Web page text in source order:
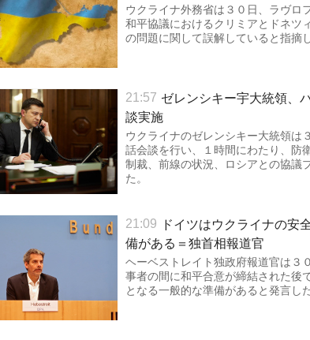
ウクライナ外務省は３０日、ラヴロ
和平協議におけるクリミアとドネツ
の問題に関して誤解していると指摘し
21:57 ゼレンシキー宇大統領、
談実施
ウクライナのゼレンシキー大統領は
話会談を行い、１時間にわたり、防
制裁、前線の状況、ロシアとの協議
た。
21:09
ドイツはウクライナの安
備がある＝独首相報道官
ヘーベストレイト独政府報道官は３
事者の間に和平合意が締結された後
となる一般的な準備があると発言した